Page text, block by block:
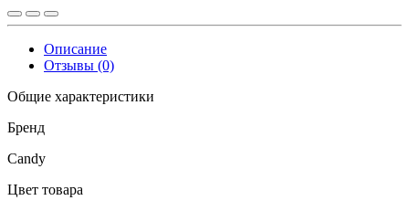
Описание
Отзывы (0)
Общие характеристики
Бренд
Candy
Цвет товара